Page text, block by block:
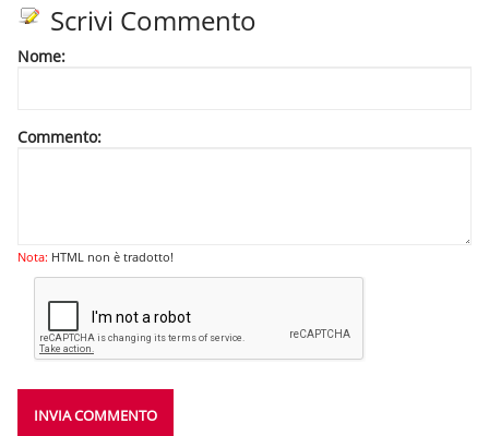
Scrivi Commento
Nome:
Commento:
Nota: HTML non è tradotto!
INVIA COMMENTO